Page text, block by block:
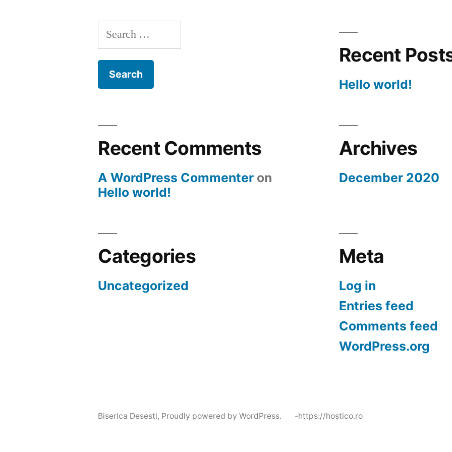
Search
for:
Recent
Hello world!
Recent Comments
A WordPress Commenter on
Hello world!
Archives
December 2020
Categories
Uncategorized
Meta
Log in
Entries feed
Comments feed
WordPress.org
Biserica Desesti, Proudly powered by WordPress. -https://hostico.ro